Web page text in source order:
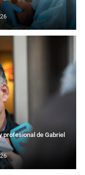
profesional de Gabriel